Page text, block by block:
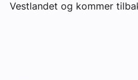
Vestlandet og kommer